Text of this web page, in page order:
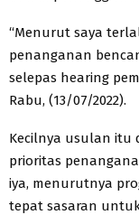
“Menurut saya
penanganan
selepas hearing
Rabu, (13/07/2022).
Kecilnya usulan itu
prioritas
iya, menurutnya
tepat sasaran